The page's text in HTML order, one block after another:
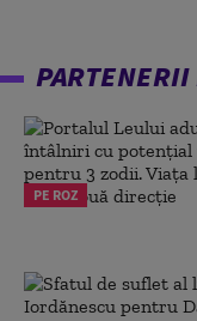
PE ROZ